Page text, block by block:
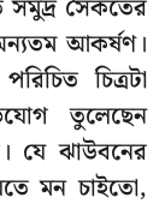
সমুদ্র সৈকতের
আকর্ষণ।
চিত্রটা
তুলেছেন
যে ঝাউবনের
মন চাইতো,